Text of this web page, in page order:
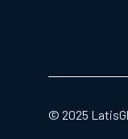
© 2025